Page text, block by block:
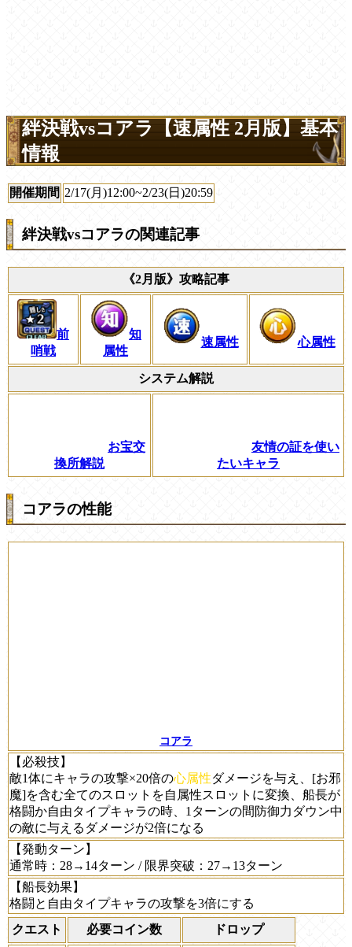
絆決戦vsコアラ【速属性 2月版】基本
情報
開催期間 2/17(月)12:00~2/23(日)20:59
絆決戦vsコアラの関連記事
《2月版》攻略記事
前
哨戦
知
属性
速属性 心属性
システム解説
お宝交
換所解説
友情の証を使い
たいキャラ
コアラの性能
コアラ
【必殺技】
敵1体にキャラの攻撃×20倍の心属性ダメージを与え、[お邪
魔]を含む全てのスロットを自属性スロットに変換、船長が
格闘か自由タイプキャラの時、1ターンの間防御力ダウン中
の敵に与えるダメージが2倍になる
【発動ターン】
通常時：28→14ターン / 限界突破：27→13ターン
【船長効果】
格闘と自由タイプキャラの攻撃を3倍にする
クエスト
必要コイン数 ドロップ